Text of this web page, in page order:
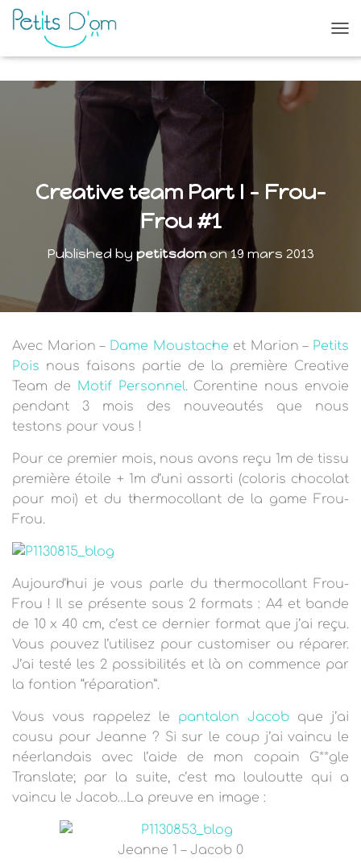
U
A
T
O
N
Creative team Part I – Frou-
Frou #1
Published by petitsdomon19 mars 2013
Avec Marion – Dame Moustache et Marion – Petits
Pois nous faisons partie de la première Creative
Team de
Motif Personnel. Corentine nous envoie
pendant 3 mois des nouveautés que nous
testons pour vous !
Pour ce premier mois, nous avons reçu 1m de tissu
première étoile + 1m d’uni assorti (coloris chocolat
pour moi) et du thermocollant de la game Frou-
Frou.
Aujourd’hui je vous parle du thermocollant Frou-
Frou !
Il se présente sous 2 formats : A4 et bande
de 10 x 40 cm, c’est ce dernier format que j’ai reçu.
Vous pouvez l’utilisez pour customiser ou réparer.
J’ai testé les 2 possibilités et là on commence par
la fontion “réparation”.
Vous vous rappelez le pantalon Jacob que j’ai
cousu pour Jeanne ? Si sur le coup j’ai vaincu le
néerlandais avec l’aide de mon copain G**gle
Translate; par la suite, c’est ma louloutte qui a
vaincu le Jacob…La preuve en image :
Jeanne 1 – Jacob 0